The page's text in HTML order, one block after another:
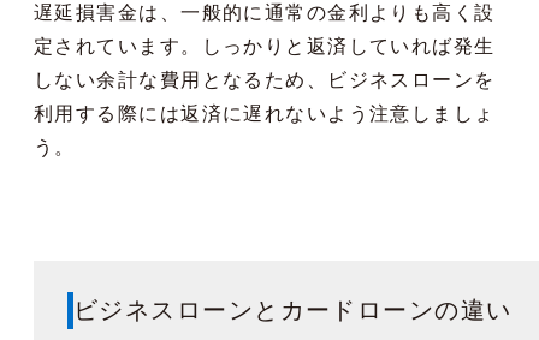
遅延損害金は、一般的に通常の金利よりも高く設
定されています。しっかりと返済していれば発生
しない余計な費用となるため、ビジネスローンを
利用する際には返済に遅れないよう注意しましょ
う。
ビジネスローンとカードローンの違い